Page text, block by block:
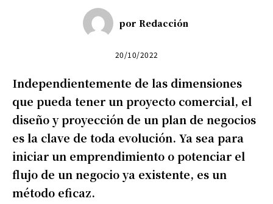
por Redacción
20/10/2022
Independientemente de las dimensiones
que pueda tener un proyecto comercial, el
diseño y proyección de un plan de negocios
es la clave de toda evolución. Ya sea para
iniciar un emprendimiento o potenciar el
flujo de un negocio ya existente, es un
método eficaz.